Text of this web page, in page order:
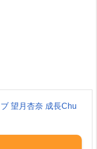
望月杏奈 成長Chu